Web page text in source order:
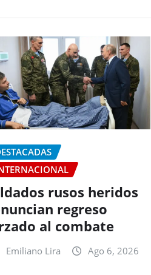
rusos heridos
regreso
al combate
Emiliano Lira Ago 6, 2026